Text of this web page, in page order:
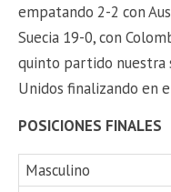
empatando 2-2 con
Suecia 19-0, con
quinto partido nuestra
Unidos finalizando en
POSICIONES FINALES
Masculino